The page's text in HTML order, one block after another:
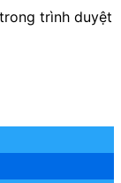
trình duyệt